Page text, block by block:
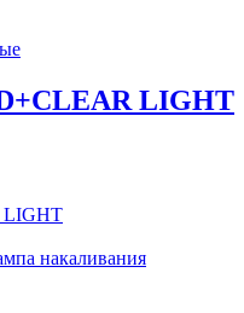
LIGHT
LIGHT
накаливания